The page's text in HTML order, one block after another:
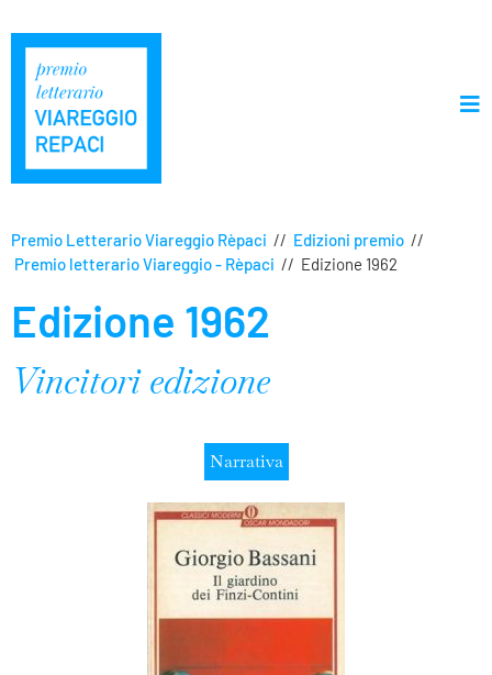
Premio Letterario Viareggio Rèpaci // Edizioni premio //
Premio letterario Viareggio - Rèpaci // Edizione 1962
Edizione 1962
Vincitori edizione
Narrativa